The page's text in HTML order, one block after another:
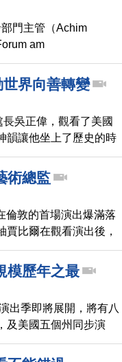
門主管（Achim
am
今年在當地的第四場演
可找回通往創世主的
界向善轉變
吳正偉，觀看了美國
韻讓他坐上了歷史的時
帶給世人希望，在推動
術總監
倫敦的首場演出爆滿落
比爾在觀看演出後，
模歷年之最
出季即將展開，將有八
及美國五個州同步演
亞洲巡演首站，日本
幕。